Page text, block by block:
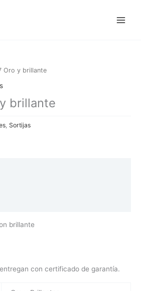
Oro y brillante
brillante
Sortijas
brillante
con certificado de garantía.